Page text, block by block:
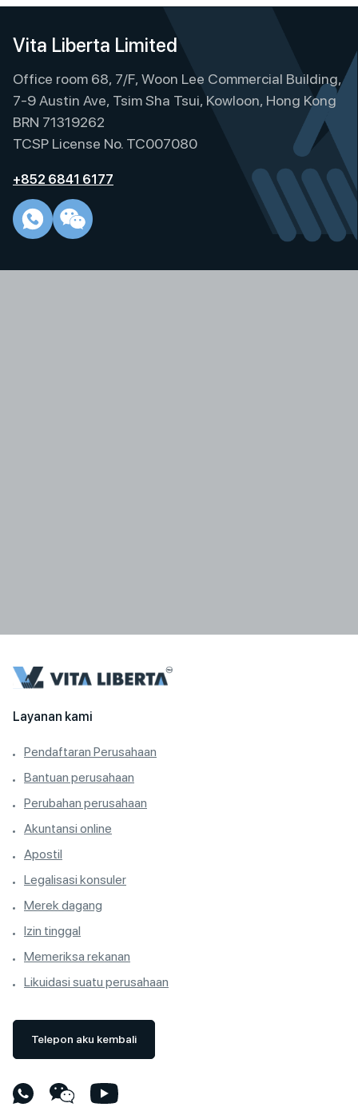
Vita Liberta Limited
Office room 68, 7/F, Woon Lee Commercial Building,
7-9 Austin Ave, Tsim Sha Tsui, Kowloon, Hong Kong
BRN 71319262
TCSP License No. TC007080
+852 6841 6177
Layanan kami
Pendaftaran Perusahaan
Bantuan perusahaan
Perubahan perusahaan
Akuntansi online
Apostil
Legalisasi konsuler
Merek dagang
Izin tinggal
Memeriksa rekanan
Likuidasi suatu perusahaan
Telepon aku kembali